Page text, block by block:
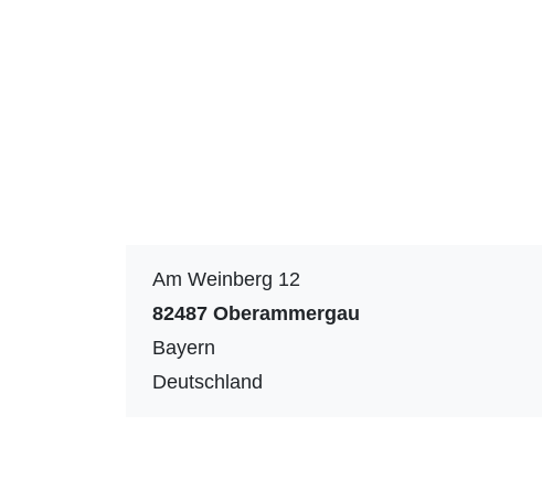
Am Weinberg 12
82487 Oberammergau
Bayern
Deutschland